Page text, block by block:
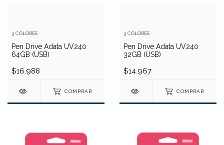
3 COLORES
Pen Drive Adata UV240
64GB (USB)
$16.988
COMPRAR
3 COLORES
Pen Drive Adata UV240
32GB (USB)
$14.967
COMPRAR